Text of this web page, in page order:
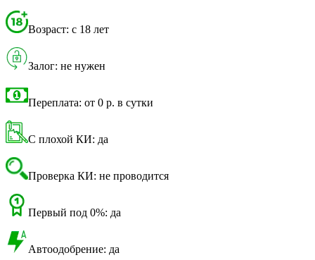
Возраст: с 18 лет
Залог: не нужен
Переплата: от 0 р. в сутки
С плохой КИ: да
Проверка КИ: не проводится
Первый под 0%: да
Автоодобрение: да